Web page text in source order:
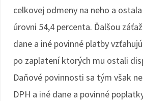
celkovej odmeny na neho a
úrovni 54,4 percenta. Ďalšou
dane a iné povinné platby
po zaplatení ktorých mu ostali
Daňové povinnosti sa tým však
DPH a iné dane a povinné